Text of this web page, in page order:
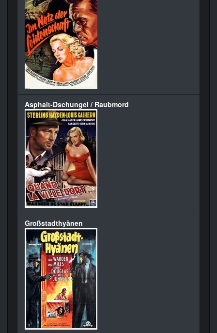
Asphalt-Dschungel / Raubmord
Großstadthyänen